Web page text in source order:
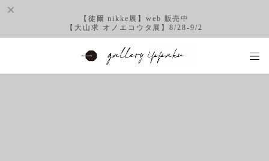
【徒爾 nikke展】web 販売中
【大山求 オノエコウタ展】8/28-9/2